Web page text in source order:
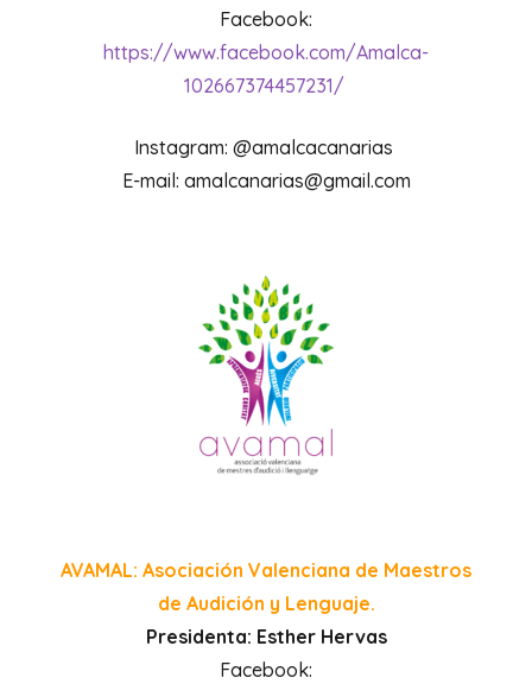
Facebook:
https://www.facebook.com/Amalca-
102667374457231/
Instagram: @amalcacanarias
E-mail: amalcanarias@gmail.com
AVAMAL: Asociación Valenciana de Maestros
de Audición y Lenguaje.
Presidenta: Esther Hervas
Facebook: